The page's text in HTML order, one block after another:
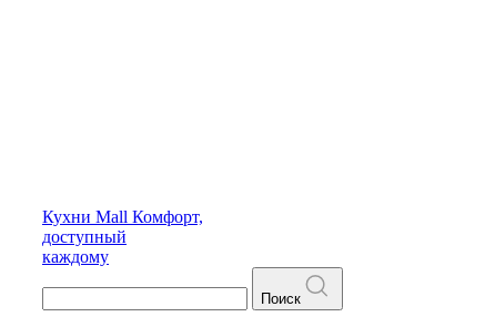
Кухни Mall Комфорт,
доступный
каждому
Поиск